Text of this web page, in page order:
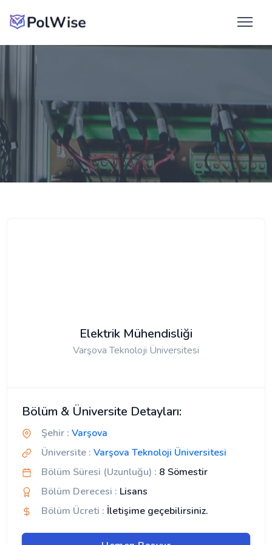
Elektrik Mühendisliği
Varşova Teknoloji Üniversitesi
Bölüm & Üniversite Detayları:
Şehir : Varşova
Üniversite : Varşova Teknoloji Üniversitesi
Bölüm Süresi (Uzunluğu) : 8 Sömestir
Bölüm Derecesi : Lisans
Bölüm Ücreti : İletişime geçebilirsiniz.